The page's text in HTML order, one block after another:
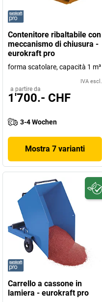
Contenitore ribaltabile con
meccanismo di chiusura -
eurokraft pro
forma scatolare, capacità 1 m³
IVA escl.
a partire da
1'700.- CHF
3-4 Wochen
Mostra 7 varianti
Carrello a cassone in
lamiera - eurokraft pro